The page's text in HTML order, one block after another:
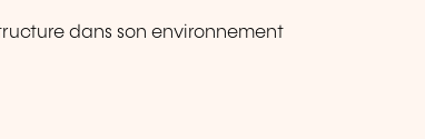
dans son environnement